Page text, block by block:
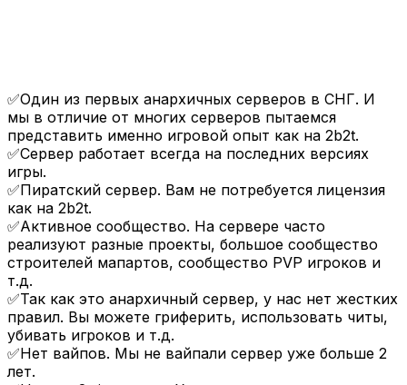
✅Один из первых анархичных серверов в СНГ. И
мы в отличие от многих серверов пытаемся
представить именно игровой опыт как на 2b2t.
✅Сервер работает всегда на последних версиях
игры.
✅Пиратский сервер. Вам не потребуется лицензия
как на 2b2t.
✅Активное сообщество. На сервере часто
реализуют разные проекты, большое сообщество
строителей мапартов, сообщество PVP игроков и
т.д.
✅Так как это анархичный сервер, у нас нет жестких
правил. Вы можете гриферить, использовать читы,
убивать игроков и т.д.
✅Нет вайпов. Мы не вайпали сервер уже больше 2
лет.